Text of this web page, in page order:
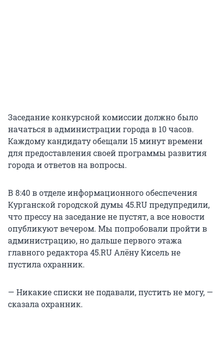
Заседание конкурсной комиссии должно было
начаться в администрации города в 10 часов.
Каждому кандидату обещали 15 минут времени
для предоставления своей программы развития
города и ответов на вопросы.
В 8:40 в отделе информационного обеспечения
Курганской городской думы 45.RU предупредили,
что прессу на заседание не пустят, а все новости
опубликуют вечером. Мы попробовали пройти в
администрацию, но дальше первого этажа
главного редактора 45.RU Алёну Кисель не
пустила охранник.
— Никакие списки не подавали, пустить не могу, —
сказала охранник.